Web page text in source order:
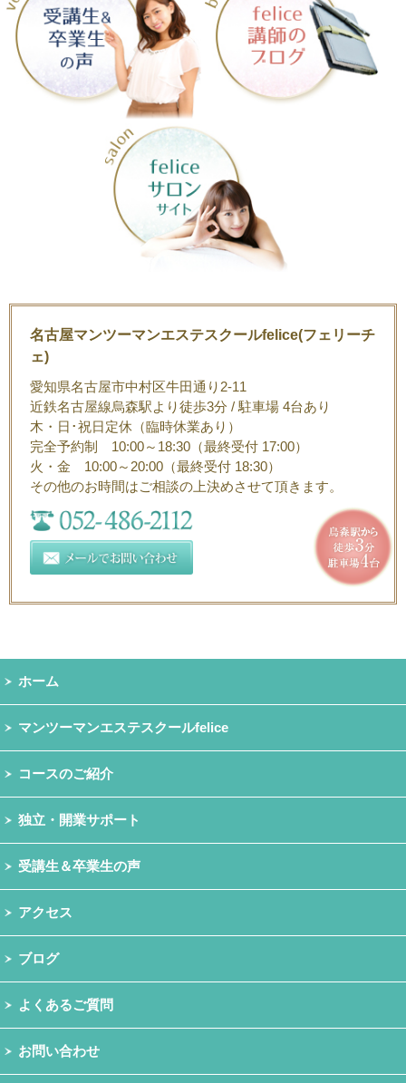
名古屋マンツーマンエステスクールfelice(フェリーチ
ェ)
愛知県名古屋市中村区牛田通り2-11
近鉄名古屋線烏森駅より徒歩3分 / 駐車場 4台あり
木・日･祝日定休（臨時休業あり）
完全予約制 10:00～18:30（最終受付 17:00）
火・金 10:00～20:00（最終受付 18:30）
その他のお時間はご相談の上決めさせて頂きます。
ホーム
マンツーマンエステスクールfelice
コースのご紹介
独立・開業サポート
受講生＆卒業生の声
アクセス
ブログ
よくあるご質問
お問い合わせ